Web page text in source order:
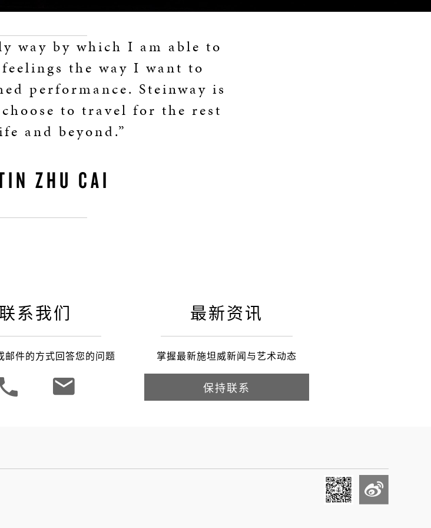
way by which I am able to
the way I want to
performance. Steinway is
to travel for the rest
and beyond.”
ZHU CAI
联系我们
邮件的方式回答您的问题
最新资讯
掌握最新施坦威新闻与艺术动态
保持联系